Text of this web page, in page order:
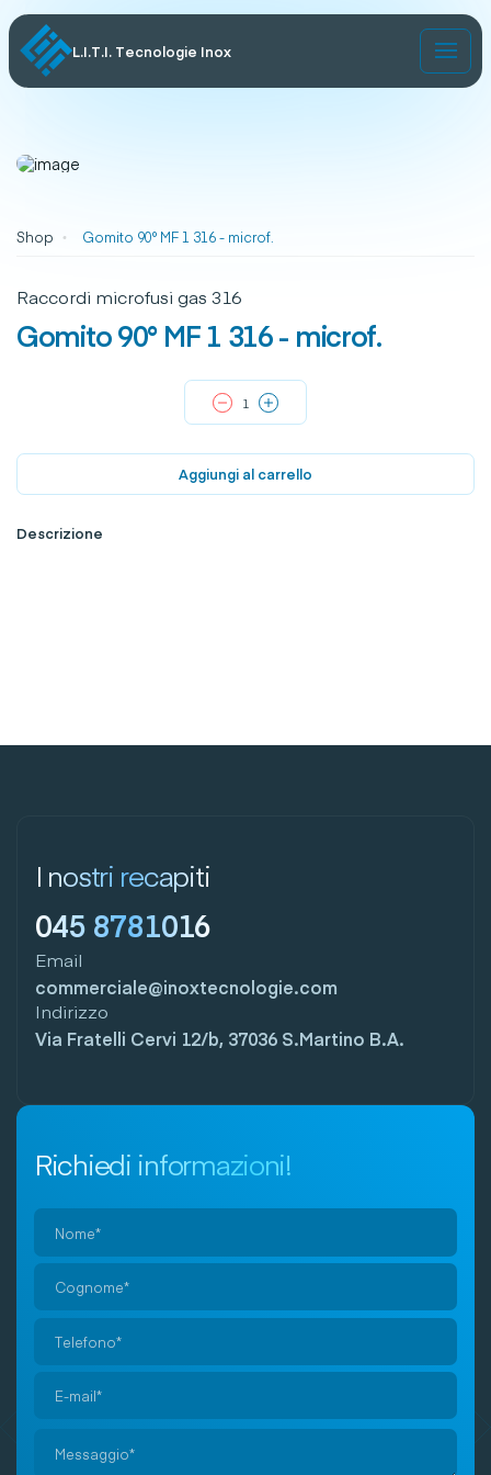
L.I.T.I. Tecnologie Inox
Shop Gomito 90° MF 1 316 - microf.
Raccordi microfusi gas 316
Gomito 90° MF 1 316 - microf.
Aggiungi al carrello
Descrizione
I nostri recapiti
045 8781016
Email
commerciale@inoxtecnologie.com
Indirizzo
Via Fratelli Cervi 12/b, 37036 S.Martino B.A.
Richiedi informazioni!
prega